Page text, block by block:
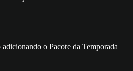
o Pacote da Temporada